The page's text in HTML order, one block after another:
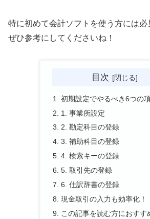
特に初めて会計ソフトを使う方には必
ぜひ参考にしてくださいね！
目次
初期設定でやるべき6つの
1. 事業所設定
2. 勘定科目の登録
3. 補助科目の登録
4. 検索キーの登録
5. 取引先の登録
6. 仕訳辞書の登録
現金取引の入力も効率化！
この記事を読む方におすす